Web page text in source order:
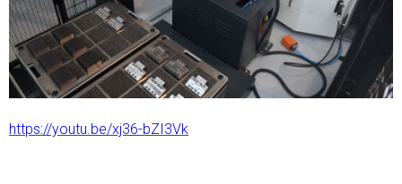
https://youtu.be/xj36-bZI3Vk